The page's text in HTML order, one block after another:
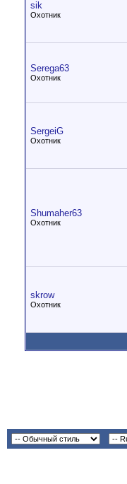
sik
Охотник
Serega63
Охотник
SergeiG
Охотник
Shumaher63
Охотник
skrow
Охотник